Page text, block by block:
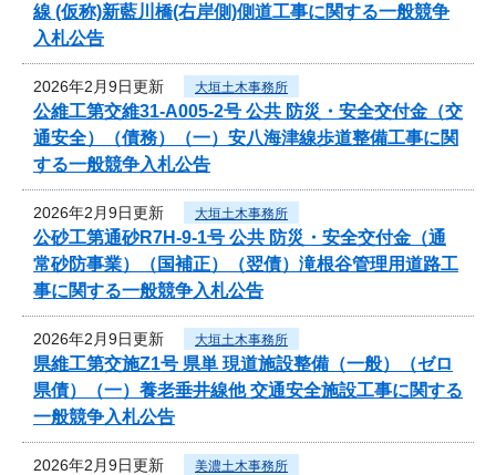
線 (仮称)新藍川橋(右岸側)側道工事に関する一般競争
入札公告
2026年2月9日更新 大垣土木事務所
公維工第交維31-A005-2号 公共 防災・安全交付金（交
通安全）（債務）（一）安八海津線歩道整備工事に関
する一般競争入札公告
2026年2月9日更新 大垣土木事務所
公砂工第通砂R7H-9-1号 公共 防災・安全交付金（通
常砂防事業）（国補正）（翌債）滝根谷管理用道路工
事に関する一般競争入札公告
2026年2月9日更新 大垣土木事務所
県維工第交施Z1号 県単 現道施設整備（一般）（ゼロ
県債）（一）養老垂井線他 交通安全施設工事に関する
一般競争入札公告
2026年2月9日更新 美濃土木事務所